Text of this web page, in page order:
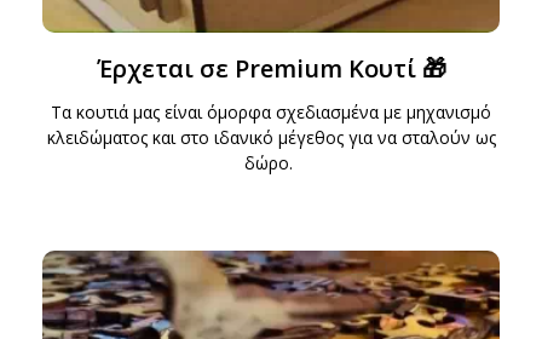
Έρχεται σε Premium Κουτί 🎁
Τα κουτιά μας είναι όμορφα σχεδιασμένα με μηχανισμό
κλειδώματος και στο ιδανικό μέγεθος για να σταλούν ως
δώρο.